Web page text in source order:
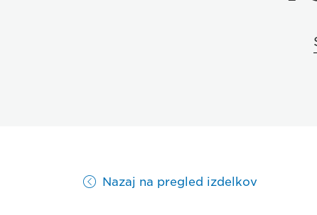
Nazaj na pregled izdelkov